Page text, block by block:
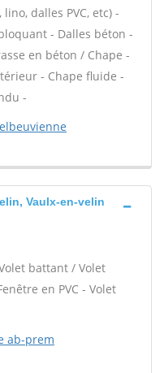
dalles PVC, etc) -
- Dalles béton -
en béton / Chape -
- Chape fluide -
-
Vaulx-en-velin
battant / Volet
en PVC - Volet
ab-prem